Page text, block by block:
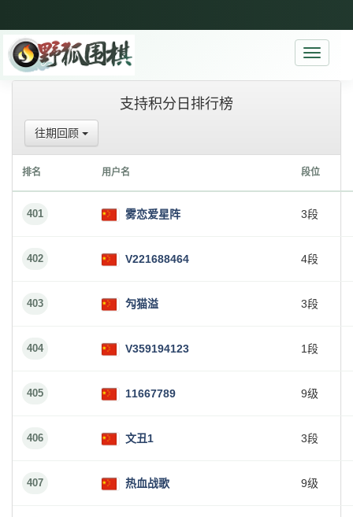
Toggle
支持积分日排行榜
往期回顾
排名 用户名 段位
401 雾恋爱星阵 3段
402 V221688464 4段
403 勼猫溢 3段
404 V359194123 1段
405 11667789 9级
406 文丑1 3段
407 热血战歌 9级